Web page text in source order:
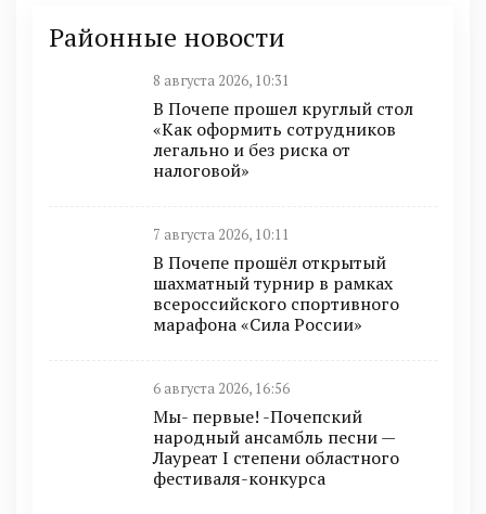
Районные новости
8 августа 2026, 10:31
В Почепе прошел круглый стол
«Как оформить сотрудников
легально и без риска от
налоговой»
7 августа 2026, 10:11
В Почепе прошёл открытый
шахматный турнир в рамках
всероссийского спортивного
марафона «Сила России»
6 августа 2026, 16:56
Мы- первые! -Почепский
народный ансамбль песни —
Лауреат I степени областного
фестиваля-конкурса